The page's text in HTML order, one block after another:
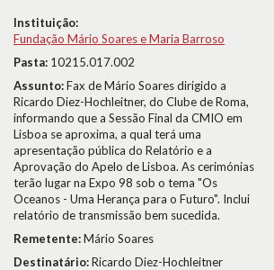
Instituição:
Fundação Mário Soares e Maria Barroso
Pasta: 10215.017.002
Assunto:Fax de Mário Soares dirigido a
Ricardo Diez-Hochleitner, do Clube de Roma,
informando que a Sessão Final da CMIO em
Lisboa se aproxima, a qual terá uma
apresentação pública do Relatório e a
Aprovação do Apelo de Lisboa. As cerimónias
terão lugar na Expo 98 sob o tema "Os
Oceanos - Uma Herança para o Futuro". Inclui
relatório de transmissão bem sucedida.
Remetente:Mário Soares
Destinatário:Ricardo Diez-Hochleitner